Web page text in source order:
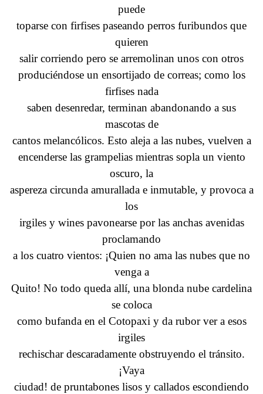
puede
toparse con firfises paseando perros furibundos que
quieren
salir corriendo pero se arremolinan unos con otros
produciéndose un ensortijado de correas; como los
firfises nada
saben desenredar, terminan abandonando a sus
mascotas de
cantos melancólicos. Esto aleja a las nubes, vuelven a
encenderse las grampelias mientras sopla un viento
oscuro, la
aspereza circunda amurallada e inmutable, y provoca a
los
irgiles y wines pavonearse por las anchas avenidas
proclamando
a los cuatro vientos: ¡Quien no ama las nubes que no
venga a
Quito! No todo queda allí, una blonda nube cardelina
se coloca
como bufanda en el Cotopaxi y da rubor ver a esos
irgiles
rechischar descaradamente obstruyendo el tránsito.
¡Vaya
ciudad! de pruntabones lisos y callados escondiendo